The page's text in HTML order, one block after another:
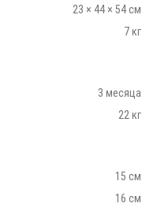
23 × 44 × 54 см
7 кг
3 месяца
22 кг
15 см
16 см